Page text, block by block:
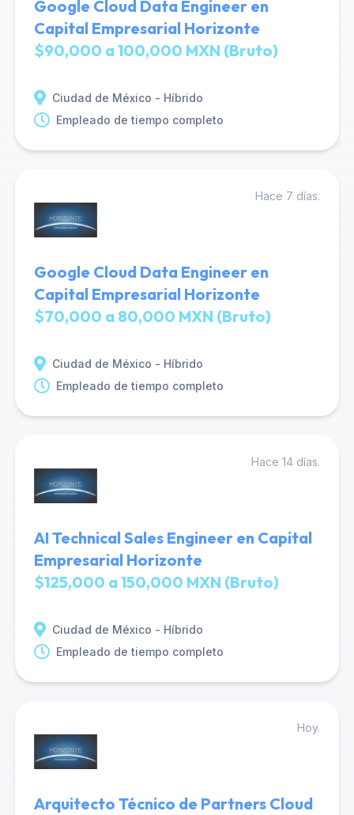
Google Cloud Data Engineer en
Capital Empresarial Horizonte
$90,000 a 100,000 MXN (Bruto)
Ciudad de México - Híbrido
Empleado de tiempo completo
Hace 7 días.
Google Cloud Data Engineer en
Capital Empresarial Horizonte
$70,000 a 80,000 MXN (Bruto)
Ciudad de México - Híbrido
Empleado de tiempo completo
Hace 14 días.
AI Technical Sales Engineer en Capital
Empresarial Horizonte
$125,000 a 150,000 MXN (Bruto)
Ciudad de México - Híbrido
Empleado de tiempo completo
Hoy.
Arquitecto Técnico de Partners Cloud